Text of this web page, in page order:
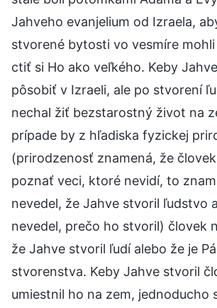
Jahveho evanjelium od Izraela,
stvorené bytosti vo vesmíre
ctiť si Ho ako veľkého. Keby
pôsobiť v Izraeli, ale po stvorení
nechal žiť bezstarostný život na
prípade by z hľadiska fyzickej
(prirodzenosť znamená, že
poznať veci, ktoré nevidí, to
nevedel, že Jahve stvoril ľudstvo
nevedel, prečo ho stvoril) človek
že Jahve stvoril ľudí alebo že je
stvorenstva. Keby Jahve stvoril
umiestnil ho na zem, jednoducho